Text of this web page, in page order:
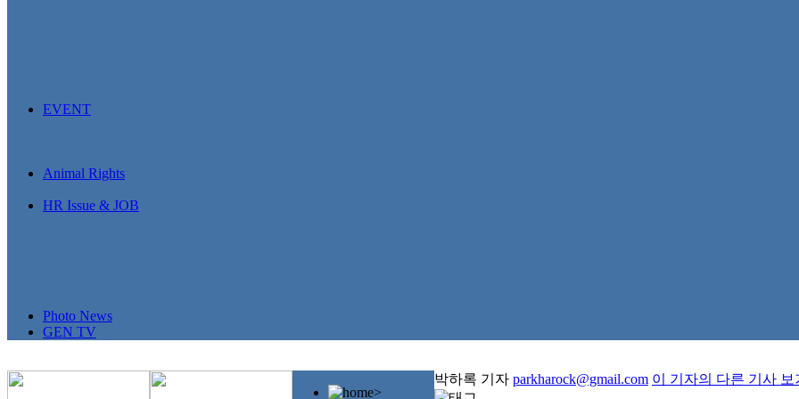
EVENT
Animal Rights
HR Issue & JOB
Photo News
GEN TV
>
박하록 기자 parkharock@gmail.com 이 기자의 다른 기사 보